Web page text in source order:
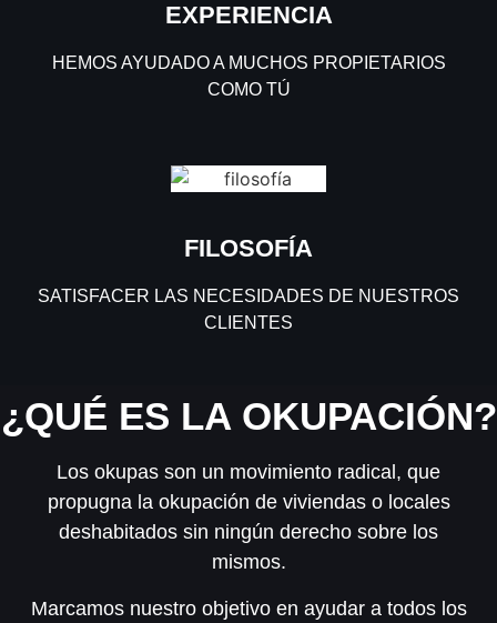
EXPERIENCIA
HEMOS AYUDADO A MUCHOS PROPIETARIOS
COMO TÚ
FILOSOFÍA
SATISFACER LAS NECESIDADES DE NUESTROS
CLIENTES
¿QUÉ ES LA OKUPACIÓN?
Los okupas son un movimiento radical, que
propugna la okupación de viviendas o locales
deshabitados sin ningún derecho sobre los
mismos.
Marcamos nuestro objetivo en ayudar a todos los